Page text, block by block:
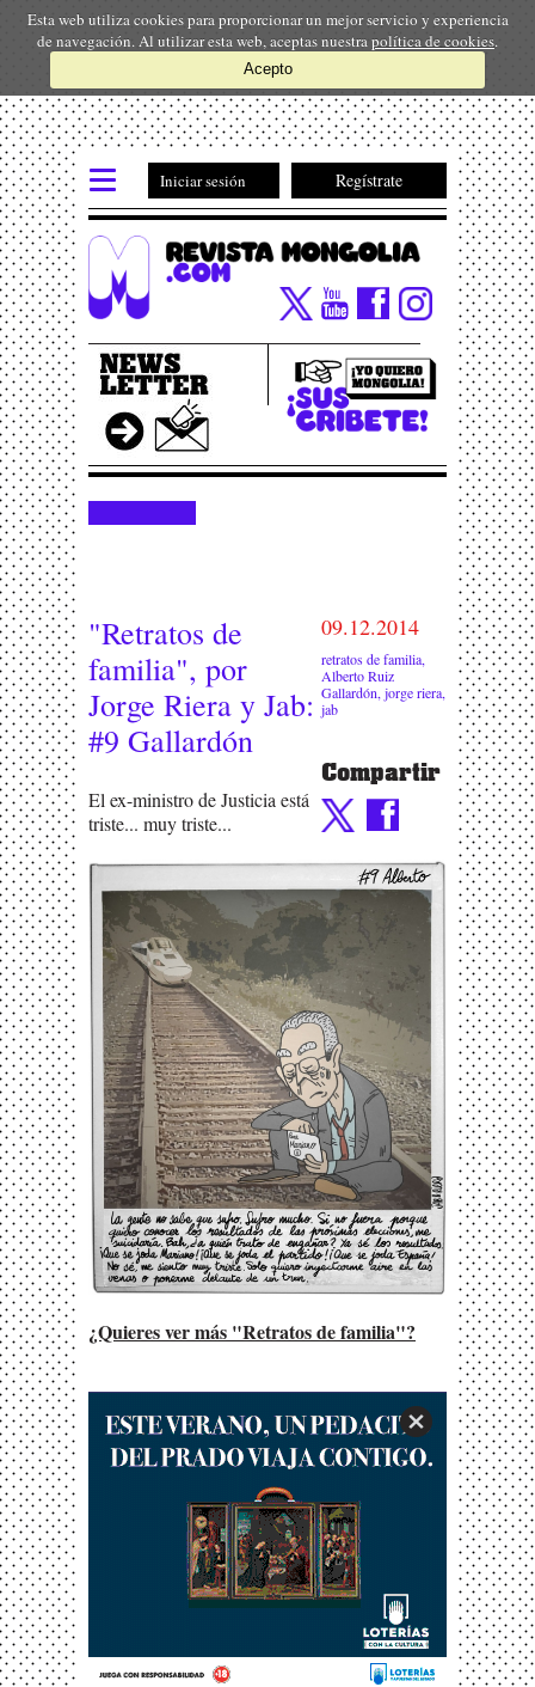
Esta web utiliza cookies para proporcionar un mejor servicio y experiencia
de navegación. Al utilizar esta web, aceptas nuestra política de cookies.
Acepto
Iniciar sesión Regístrate
"Retratos de
familia", por
Jorge Riera y Jab:
#9 Gallardón
El ex-ministro de Justicia está
triste... muy triste...
09.12.2014
retratos de familia,
Alberto Ruiz
Gallardón, jorge riera,
jab
Compartir
¿Quieres ver más "Retratos de familia"?